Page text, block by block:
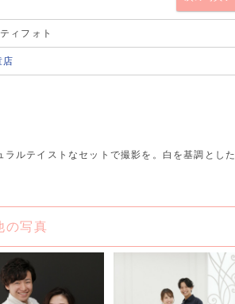
ィフォト
店
ルテイストなセットで撮影を。白を基調とした
の写真